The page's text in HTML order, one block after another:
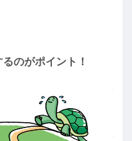
のがポイント！